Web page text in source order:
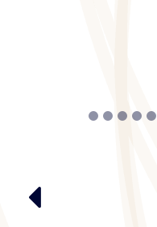
6
7
8
9
10